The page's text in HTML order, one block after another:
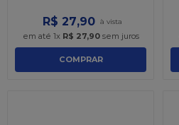
R$ 27,90
em até 1x R$ 27,90sem juros
COMPRAR